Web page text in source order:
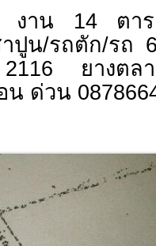
าน 14 ตาร
ปูน/รถตัก/รถ
ยางตล
ด่วน